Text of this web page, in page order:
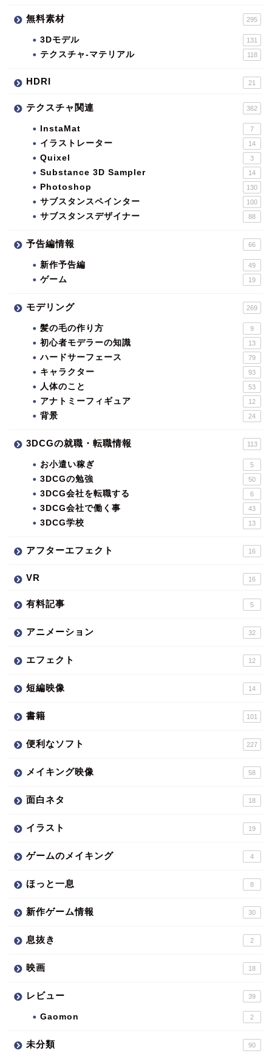
無料素材 295
3Dモデル 131
テクスチャ-マテリアル 118
HDRI 21
テクスチャ関連 362
InstaMat 7
イラストレーター 14
Quixel 3
Substance 3D Sampler 14
Photoshop 130
サブスタンスペインター 100
サブスタンスデザイナー 88
予告編情報 66
新作予告編 49
ゲーム 19
モデリング 269
髪の毛の作り方 9
初心者モデラーの知識 13
ハードサーフェース 79
キャラクター 93
人体のこと 53
アナトミーフィギュア 12
背景 24
3DCGの就職・転職情報 113
お小遣い稼ぎ 5
3DCGの勉強 50
3DCG会社を転職する 6
3DCG会社で働く事 43
3DCG学校 13
アフターエフェクト 16
VR 16
有料記事 5
アニメーション 32
エフェクト 12
短編映像 14
書籍 101
便利なソフト 227
メイキング映像 58
面白ネタ 18
イラスト 19
ゲームのメイキング 4
ほっと一息 8
新作ゲーム情報 30
息抜き 2
映画 18
レビュー 39
Gaomon 2
未分類 90